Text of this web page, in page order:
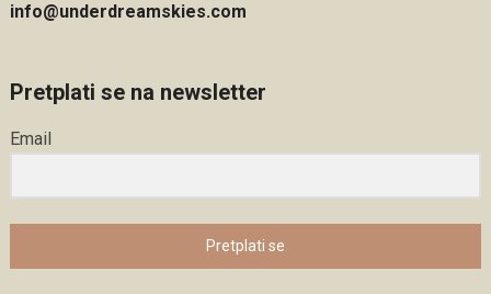
info@underdreamskies.com
Pretplati se na newsletter
Email
Pretplati se